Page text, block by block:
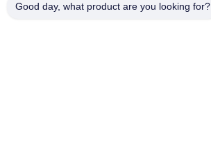
Good day, what product are you looking for?